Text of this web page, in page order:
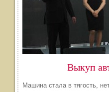
Выкуп
Машина стала в тягость,